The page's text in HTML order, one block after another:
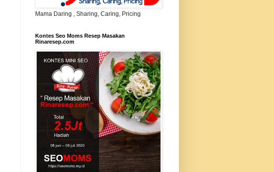
Mama Daring , Sharing, Caring, Pricing
Kontes Seo Moms Resep Masakan
Rinaresep.com